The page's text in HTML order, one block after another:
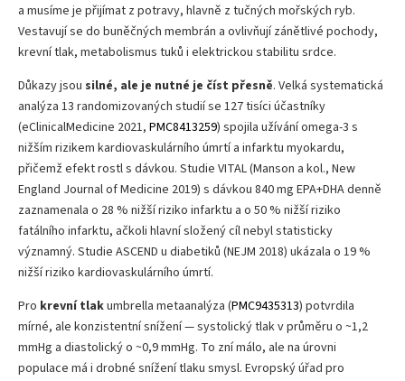
a musíme je přijímat z potravy, hlavně z tučných mořských ryb.
Vestavují se do buněčných membrán a ovlivňují zánětlivé pochody,
krevní tlak, metabolismus tuků i elektrickou stabilitu srdce.
Důkazy jsou silné, ale je nutné je číst přesně. Velká systematická
analýza 13 randomizovaných studií se 127 tisíci účastníky
(eClinicalMedicine 2021, PMC8413259) spojila užívání omega-3 s
nižším rizikem kardiovaskulárního úmrtí a infarktu myokardu,
přičemž efekt rostl s dávkou. Studie VITAL (Manson a kol., New
England Journal of Medicine 2019) s dávkou 840 mg EPA+DHA denně
zaznamenala o 28 % nižší riziko infarktu a o 50 % nižší riziko
fatálního infarktu, ačkoli hlavní složený cíl nebyl statisticky
významný. Studie ASCEND u diabetiků (NEJM 2018) ukázala o 19 %
nižší riziko kardiovaskulárního úmrtí.
Pro krevní tlakumbrella metaanalýza (PMC9435313) potvrdila
mírné, ale konzistentní snížení — systolický tlak v průměru o ~1,2
mmHg a diastolický o ~0,9 mmHg. To zní málo, ale na úrovni
populace má i drobné snížení tlaku smysl. Evropský úřad pro